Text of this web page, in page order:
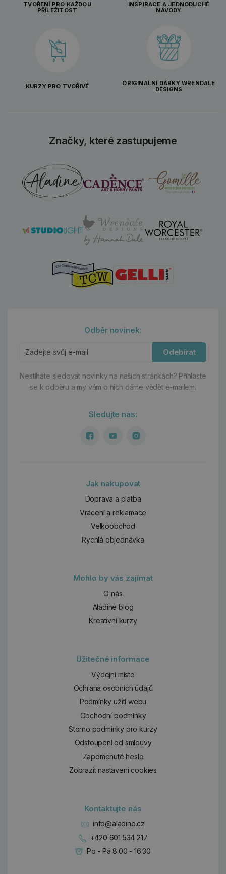
TVOŘENÍ PRO KAŽDOU
PŘÍLEŽITOST
INSPIRACE A JEDNODUCHÉ
NÁVODY
KURZY PRO TVOŘIVÉ
ORIGINÁLNÍ DÁRKY WRENDALE
DESIGNS
Značky, které zastupujeme
Odběr novinek:
Odebírat
Nestíháte sledovat novinky na našich stránkách? Přihlaste
se k odběru a my vám o nich dáme vědět e-mailem.
Sledujte nás:
Jak nakupovat
Doprava a platba
Vrácení a reklamace
Velkoobchod
Rychlá objednávka
Mohlo by vás zajímat
O nás
Aladine blog
Kreativní kurzy
Užitečné informace
Výdejní místo
Ochrana osobních údajů
Podmínky užití webu
Obchodní podmínky
Storno podmínky pro kurzy
Odstoupení od smlouvy
Zapomenuté heslo
Zobrazit nastavení cookies
Kontaktujte nás
info@aladine.cz
+420 601 534 217
Po - Pá 8:00 - 16:30